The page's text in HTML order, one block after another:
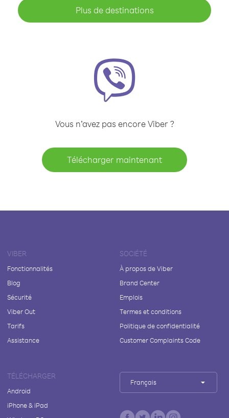
Plus de destinations
Vous n’avez pas encore Viber ?
Télécharger maintenant
VIBER
Fonctionnalités
Blog
Sécurité
Viber Out
Tarifs
Assistance
SOCIÉTÉ
À propos de Viber
Brand Center
Emplois
Termes et conditions
Politique de confidentialité
Customer Complaints Code
TÉLÉCHARGER
Android
iPhone & iPad
Français